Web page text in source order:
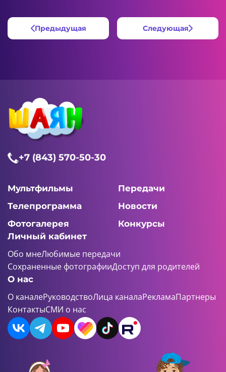
Предыдущая Следующая
+7 (843) 570-50-30
Мультфильмы
Передачи
Телепрограмма
Новости
Фотогалерея
Конкурсы
Личный кабинет
Обо мнеЛюбимые передачи
Сохраненные фотографииДоступ для родителей
О нас
О каналеРуководствоЛица каналаРекламаПартнеры
КонтактыСМИ о нас